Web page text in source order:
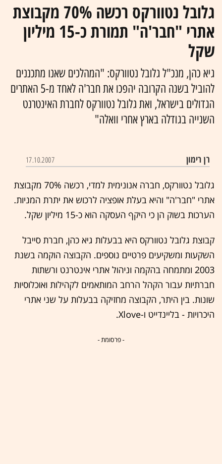
גלובל נטוורקס רכשה 70% מקבוצת
אתרי "חבר'ה" תמורת כ-15 מיליון
שקל
גיא כהן, מנכ"ל גלובל נטוורקס: "המהלכים שאנו מתכננים
להוביל בשנה הקרובה יהפכו את חבר'ה לאחד מ-5 האתרים
הגדולים בישראל, ואת גלובל נטוורקס לחברת האינטרנט
השנייה בגודלה בארץ אחרי וואלה"
רן רימון 17.10.2007
גלובל נטוורקס, חברה אנונימית למדי, רכשה 70% מקבוצת
אתרי "חבר'ה" והיא בעלת אופציה לרכוש את יתרת המניות.
הערכות בשוק הן כי היקף העסקה הוא כ-15 מיליון שקל.
קבוצת גלובל נטוורקס היא בבעלות גיא כהן, חברת סייבל
השקעות ומשקיעים פרטיים נוספים. הקבוצה הוקמה בשנת
2003 ומתמחה בהקמה וניהול אתרי אינטרנט ורשתות
חברתיות עבור הקהל הרחב המותאמים לקהילות ואוכלוסיות
שונות. בין היתר, הקבוצה מחזיקה בבעלות על שני אתרי
היכרויות - בליינדייט ו-Xlove.
- פרסומת -